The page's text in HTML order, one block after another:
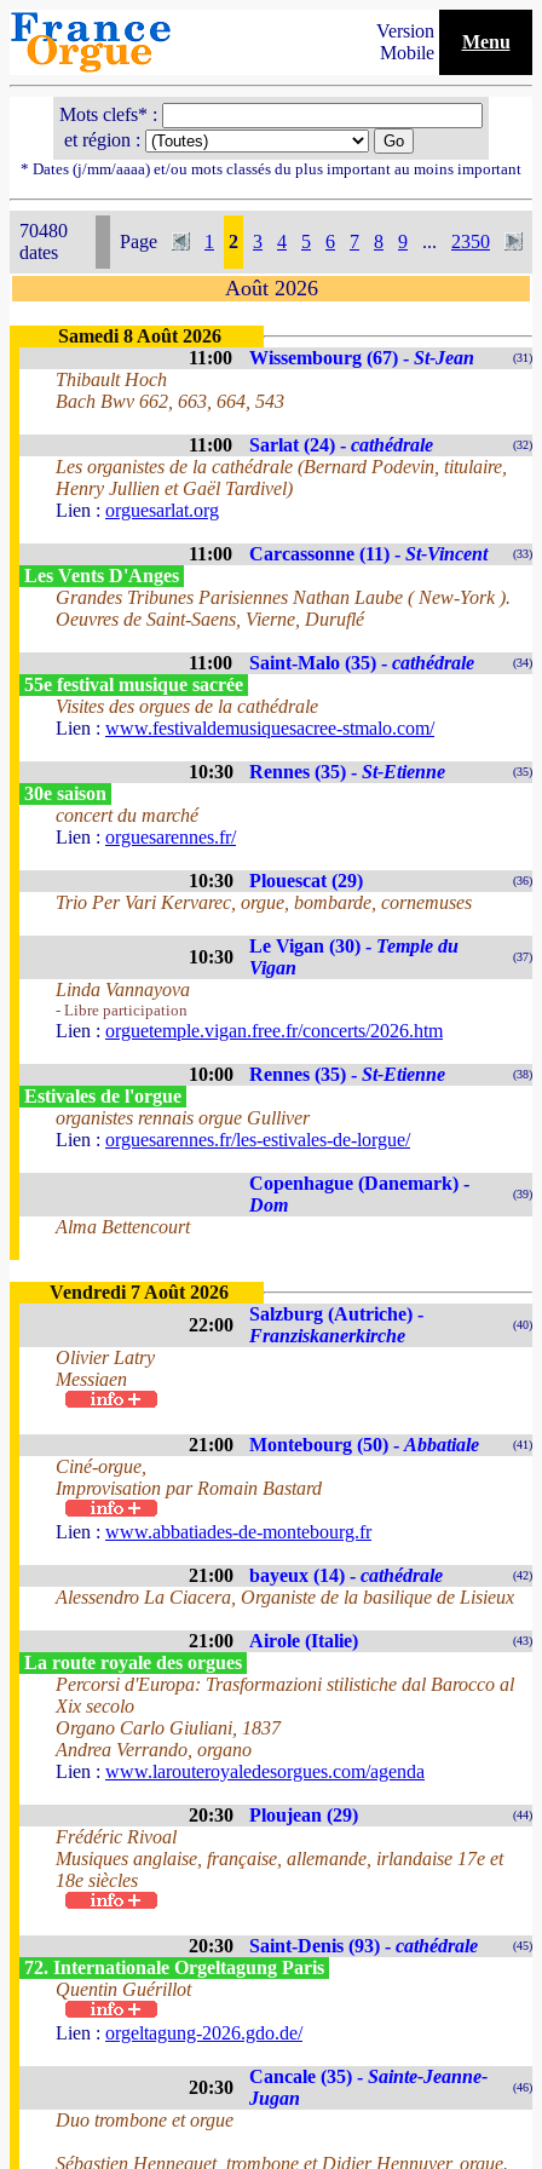
Version
Mobile
Menu
Mots clefs* :
et région :
* Dates (j/mm/aaaa) et/ou mots classés du plus important au moins important
70480
dates
Page 1 2 3 4 5 6 7 8 9 ... 2350
Août 2026
Samedi 8 Août 2026
11:00
Wissembourg (67) - St-Jean (31)
Thibault Hoch
Bach Bwv 662, 663, 664, 543
11:00 Sarlat (24) - cathédrale (32)
Les organistes de la cathédrale (Bernard Podevin, titulaire,
Henry Jullien et Gaël Tardivel)
Lien : orguesarlat.org
11:00 Carcassonne (11) - St-Vincent (33)
Les Vents D'Anges
Grandes Tribunes Parisiennes Nathan Laube ( New-York ).
Oeuvres de Saint-Saens, Vierne, Duruflé
11:00 Saint-Malo (35) - cathédrale (34)
55e festival musique sacrée
Visites des orgues de la cathédrale
Lien : www.festivaldemusiquesacree-stmalo.com/
10:30 Rennes (35) - St-Etienne (35)
30e saison
concert du marché
Lien : orguesarennes.fr/
10:30 Plouescat (29) (36)
Trio Per Vari Kervarec, orgue, bombarde, cornemuses
10:30
Le Vigan (30) - Temple du
Vigan
(37)
Linda Vannayova
- Libre participation
Lien : orguetemple.vigan.free.fr/concerts/2026.htm
10:00 Rennes (35) - St-Etienne (38)
Estivales de l'orgue
organistes rennais orgue Gulliver
Lien : orguesarennes.fr/les-estivales-de-lorgue/
Copenhague (Danemark) -
Dom
(39)
Alma Bettencourt
Vendredi 7 Août 2026
22:00
Salzburg (Autriche) -
Franziskanerkirche
(40)
Olivier Latry
Messiaen
21:00 Montebourg (50) - Abbatiale (41)
Ciné-orgue,
Improvisation par Romain Bastard
Lien : www.abbatiades-de-montebourg.fr
21:00 bayeux (14) - cathédrale (42)
Alessendro La Ciacera, Organiste de la basilique de Lisieux
21:00 Airole (Italie) (43)
La route royale des orgues
Percorsi d'Europa: Trasformazioni stilistiche dal Barocco al
Xix secolo
Organo Carlo Giuliani, 1837
Andrea Verrando, organo
Lien : www.larouteroyaledesorgues.com/agenda
20:30 Ploujean (29) (44)
Frédéric Rivoal
Musiques anglaise, française, allemande, irlandaise 17e et
18e siècles
20:30 Saint-Denis (93) - cathédrale (45)
72. Internationale Orgeltagung Paris
Quentin Guérillot
Lien : orgeltagung-2026.gdo.de/
20:30
Cancale (35) - Sainte-Jeanne-
Jugan
(46)
Duo trombone et orgue
Sébastien Hennequet, trombone et Didier Hennuyer, orgue.